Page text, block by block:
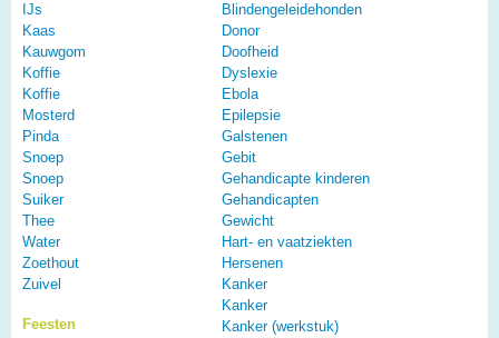
IJs
Kaas
Kauwgom
Koffie
Koffie
Mosterd
Pinda
Snoep
Snoep
Suiker
Thee
Water
Zoethout
Zuivel
Feesten
Blindengeleidehonden
Donor
Doofheid
Dyslexie
Ebola
Epilepsie
Galstenen
Gebit
Gehandicapte kinderen
Gehandicapten
Gewicht
Hart- en vaatziekten
Hersenen
Kanker
Kanker
Kanker (werkstuk)